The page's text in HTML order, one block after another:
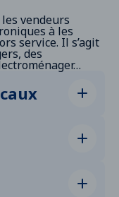
vendeurs
à les
service. Il s’agit
des
dans la "boîte
en pharmacie ,
une des
point de
dans la rue.